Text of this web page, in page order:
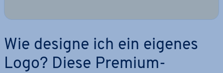
Wie designe ich ein eigenes
Logo? Diese Premium-